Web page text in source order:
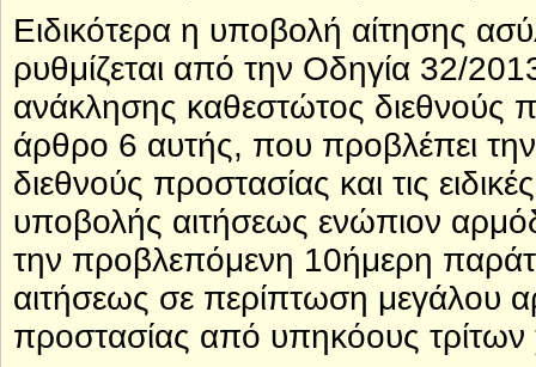
Ειδικότερα η υποβολή αίτησης
ρυθμίζεται από την Οδηγία 32/
ανάκλησης καθεστώτος διεθνούς
άρθρο 6 αυτής, που προβλέπει
διεθνούς προστασίας και τις
υποβολής αιτήσεως ενώπιον
την προβλεπόμενη 10ήμερη
αιτήσεως σε περίπτωση μεγάλου
προστασίας από υπηκόους